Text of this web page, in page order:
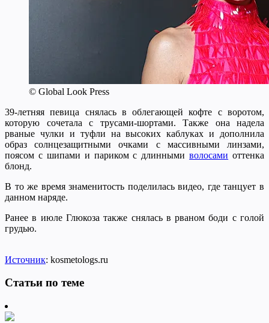
© Global Look Press
39-летняя певица снялась в облегающей кофте с воротом,
которую сочетала с трусами-шортами. Также она надела
рваные чулки и туфли на высоких каблуках и дополнила
образ солнцезащитными очками с массивными линзами,
поясом с шипами и париком с длиннымиволосами оттенка
блонд.
В то же время знаменитость поделилась видео, где танцует в
данном наряде.
Ранее в июле Глюкоза также снялась в рваном боди с голой
грудью.
Источник: kosmetologs.ru
Статьи по теме